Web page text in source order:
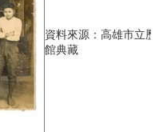
資料來源：高雄市立
館典藏